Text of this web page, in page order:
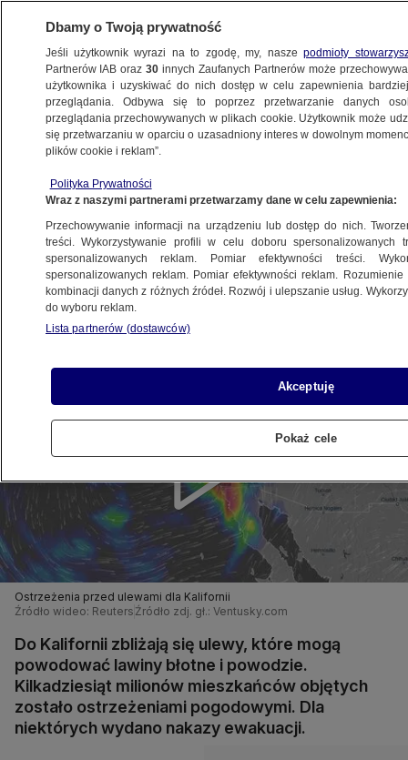
METEO
ŚWIAT
nakazy ewakuacji
Damian Dziugieł
15.11.2025, 07:42
Posłuchaj artykułu
Czyta lektor AI
Ostrzeżenia przed ulewami dla Kalifornii
Źródło wideo: Reuters Źródło zdj. gł.: Ventusky.com
Do Kalifornii zbliżają się ulewy, które mogą
powodować lawiny błotne i powodzie.
Kilkadziesiąt milionów mieszkańców objętych
zostało ostrzeżeniami pogodowymi. Dla
niektórych wydano nakazy ewakuacji.
Dbamy o Twoją prywatność
Jeśli użytkownik wyrazi na to zgodę, my, naszepodmioty
Partnerów IAB oraz30 innych Zaufanych Partnerów może
użytkownika i uzyskiwać do nich dostęp w celu zapewnienia
przeglądania. Odbywa się to poprzez przetwarzanie danych
przeglądania przechowywanych w plikach cookie. Użytkownik może
się przetwarzaniu w oparciu o uzasadniony interes w dowolnym
plików cookie i reklam”.
Polityka Prywatności
Wraz z naszymi partnerami przetwarzamy dane w celu zapewnienia:
Przechowywanie informacji na urządzeniu lub dostęp do nich.
treści. Wykorzystywanie profili w celu doboru spersonalizowanych
spersonalizowanych reklam. Pomiar efektywności treści.
spersonalizowanych reklam. Pomiar efektywności reklam.
kombinacji danych z różnych źródeł. Rozwój i ulepszanie usług.
do wyboru reklam.
Lista partnerów (dostawców)
Akceptuję
Pokaż cele